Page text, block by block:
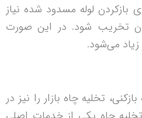
بازکردن لوله مسدود شده نیاز
تخریب شود. در این صورت
زیاد می‌شود.
تخلیه چاه بازار را نیز در